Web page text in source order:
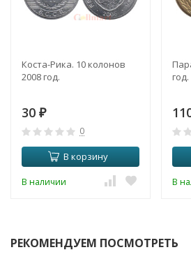
Коста-Рика. 10 колонов
2008 год.
30 ₽
0
В корзину
В наличии В
РЕКОМЕНДУЕМ ПОСМОТРЕТЬ